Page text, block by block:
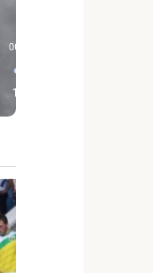
00:00
16°